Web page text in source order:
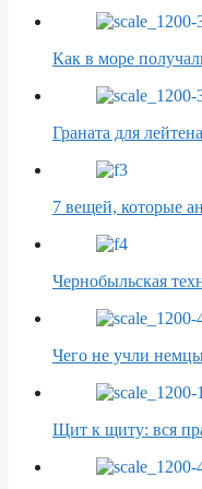
Как в море
Граната для
7 вещей, которые
Чернобыльская
Чего не учли
Щит к щиту: вся